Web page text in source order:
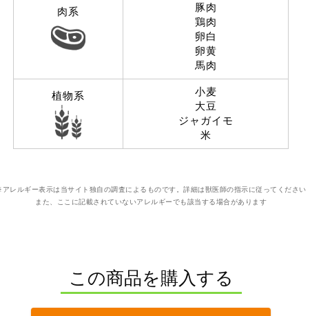
肉系
豚肉
鶏肉
卵白
卵黄
馬肉
植物系
小麦
大豆
ジャガイモ
米
レルギー表示は当サイト独自の調査によるものです。詳細は獣医師の指示に従ってください
また、ここに記載されていないアレルギーでも該当する場合があります
この商品を購入する